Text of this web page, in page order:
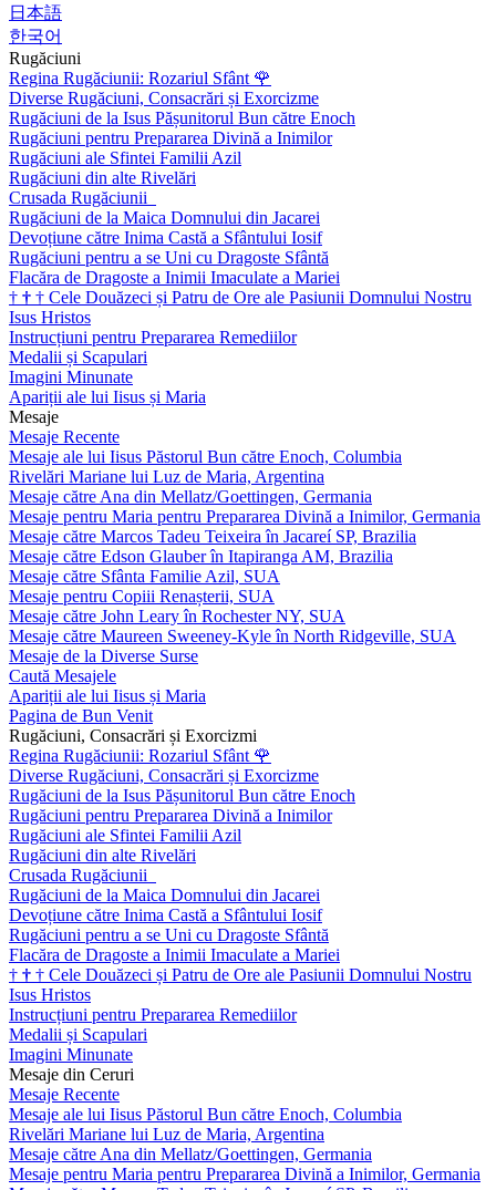
日本語
한국어
Rugăciuni
Regina Rugăciunii: Rozariul Sfânt 🌹
Diverse Rugăciuni, Consacrări și Exorcizme
Rugăciuni de la Isus Pășunitorul Bun către Enoch
Rugăciuni pentru Prepararea Divină a Inimilor
Rugăciuni ale Sfintei Familii Azil
Rugăciuni din alte Rivelări
Crusada Rugăciunii
Rugăciuni de la Maica Domnului din Jacarei
Devoțiune către Inima Castă a Sfântului Iosif
Rugăciuni pentru a se Uni cu Dragoste Sfântă
Flacăra de Dragoste a Inimii Imaculate a Mariei
† † † Cele Douăzeci și Patru de Ore ale Pasiunii Domnului Nostru
Isus Hristos
Instrucțiuni pentru Prepararea Remediilor
Medalii și Scapulari
Imagini Minunate
Apariții ale lui Iisus și Maria
Mesaje
Mesaje Recente
Mesaje ale lui Iisus Păstorul Bun către Enoch, Columbia
Rivelări Mariane lui Luz de Maria, Argentina
Mesaje către Ana din Mellatz/Goettingen, Germania
Mesaje pentru Maria pentru Prepararea Divină a Inimilor, Germania
Mesaje către Marcos Tadeu Teixeira în Jacareí SP, Brazilia
Mesaje către Edson Glauber în Itapiranga AM, Brazilia
Mesaje către Sfânta Familie Azil, SUA
Mesaje pentru Copiii Renașterii, SUA
Mesaje către John Leary în Rochester NY, SUA
Mesaje către Maureen Sweeney-Kyle în North Ridgeville, SUA
Mesaje de la Diverse Surse
Caută Mesajele
Apariții ale lui Iisus și Maria
Pagina de Bun Venit
Rugăciuni, Consacrări și Exorcizmi
Regina Rugăciunii: Rozariul Sfânt 🌹
Diverse Rugăciuni, Consacrări și Exorcizme
Rugăciuni de la Isus Pășunitorul Bun către Enoch
Rugăciuni pentru Prepararea Divină a Inimilor
Rugăciuni ale Sfintei Familii Azil
Rugăciuni din alte Rivelări
Crusada Rugăciunii
Rugăciuni de la Maica Domnului din Jacarei
Devoțiune către Inima Castă a Sfântului Iosif
Rugăciuni pentru a se Uni cu Dragoste Sfântă
Flacăra de Dragoste a Inimii Imaculate a Mariei
† † † Cele Douăzeci și Patru de Ore ale Pasiunii Domnului Nostru
Isus Hristos
Instrucțiuni pentru Prepararea Remediilor
Medalii și Scapulari
Imagini Minunate
Mesaje din Ceruri
Mesaje Recente
Mesaje ale lui Iisus Păstorul Bun către Enoch, Columbia
Rivelări Mariane lui Luz de Maria, Argentina
Mesaje către Ana din Mellatz/Goettingen, Germania
Mesaje pentru Maria pentru Prepararea Divină a Inimilor, Germania